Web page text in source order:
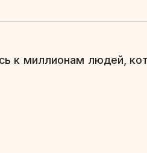
к миллионам людей,